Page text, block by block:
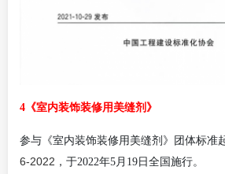
4《室内装饰装修用美缝剂》
参与《室内装饰装修用美缝剂》团体标准
6-2022 ，于2022年5月19日全国施行。